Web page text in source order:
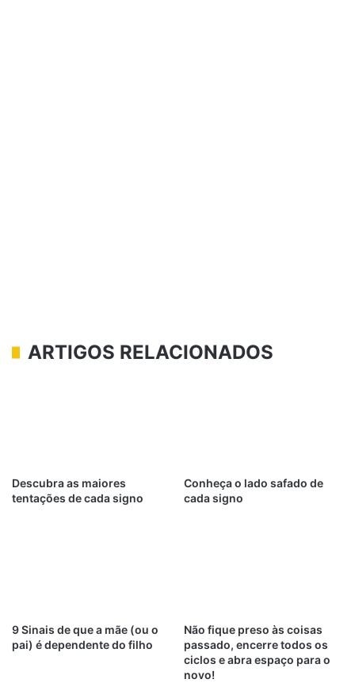
ARTIGOS RELACIONADOS
Descubra as maiores
tentações de cada signo
Conheça o lado safado de
cada signo
9 Sinais de que a mãe (ou o
pai) é dependente do filho
Não fique preso às coisas
passado, encerre todos os
ciclos e abra espaço para o
novo!